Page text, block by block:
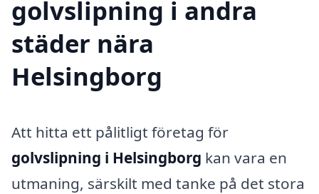
golvslipning i andra
städer nära
Helsingborg
Att hitta ett pålitligt företag för
golvslipning i Helsingborg kan vara en
utmaning, särskilt med tanke på det stora